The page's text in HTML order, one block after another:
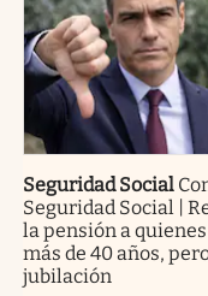
Seguridad Social
Seguridad Social |
la pensión a
más de 40 años,
jubilación